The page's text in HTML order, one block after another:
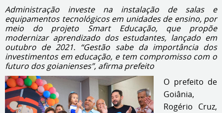
Administração investe na instalação de salas e
equipamentos tecnológicos em unidades de ensino, por
meio do projeto Smart Educação, que propõe
modernizar aprendizado dos estudantes, lançado em
outubro de 2021. “Gestão sabe da importância dos
investimentos em educação, e tem compromisso com o
futuro dos goianienses”, afirma prefeito
O prefeito de
Goiânia,
Rogério Cruz,